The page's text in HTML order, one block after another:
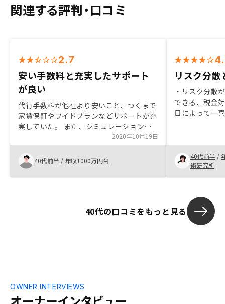
関連する評判・口コミ
2.7
安い手数料と充実したサポート
が良い
代行手数料が他社より安いこと、つくまで
家賃保証やワイドプランなどサポートが充
実していた。 また、シミュレーションが
オンラインででき、自分なりにリスクや収
益性について検討できる点は評価できる。
契約後の営業担当の方からの連絡やフォロ
ーの対応が、時に雑に感じるときがありま
した。契約したあとは雑な扱いを受けるも
2020年10月19日
40代前半 / 年収1000万円台
リスク分
・リスク分散
できる、税金
日によって一
を一括で対応
を組むので手
ったが、担当
たので、短期
40代前半 /
術研究所
40代の口コミをもっと見る
OWNER INTERVIEWS